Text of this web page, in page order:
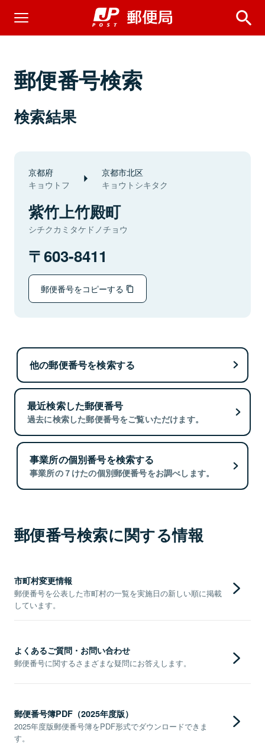
郵便番号検索
検索結果
京都府
キョウトフ
京都市北区
キョウトシキタク
紫竹上竹殿町
シチクカミタケドノチョウ
603-8411
郵便番号をコピーする
他の郵便番号を検索する
最近検索した郵便番号
過去に検索した郵便番号をご覧いただけます。
事業所の個別番号を検索する
事業所の７けたの個別郵便番号をお調べします。
郵便番号検索に関する情報
市町村変更情報
郵便番号を公表した市町村の一覧を実施日の新しい順に掲載
しています。
よくあるご質問・お問い合わせ
郵便番号に関するさまざまな疑問にお答えします。
郵便番号簿PDF（2025年度版）
2025年度版郵便番号簿をPDF形式でダウンロードできま
す。